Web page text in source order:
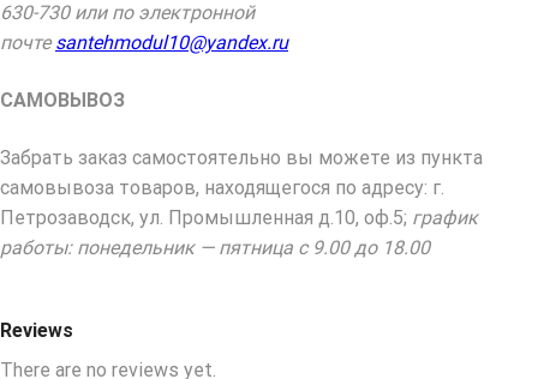
630-730 или по электронной
почте santehmodul10@yandex.ru
САМОВЫВОЗ
Забрать заказ самостоятельно вы можете из пункта
самовывоза товаров, находящегося по адресу: г.
Петрозаводск, ул. Промышленная д.10, оф.5; график
работы: понедельник — пятница с 9.00 до 18.00
Reviews
There are no reviews yet.